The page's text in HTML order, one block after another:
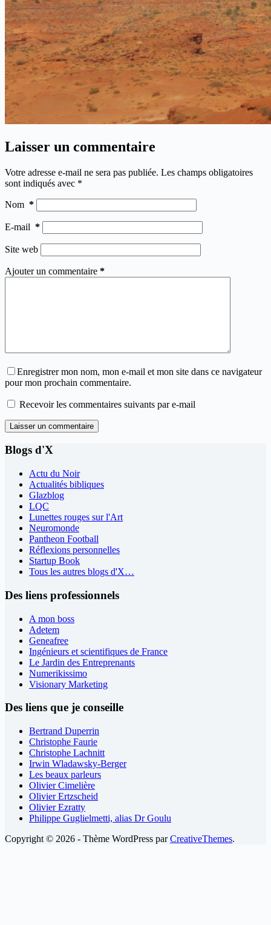
Laisser un commentaire
Votre adresse e-mail ne sera pas publiée. Les champs obligatoires
sont indiqués avec *
Nom *
E-mail *
Site web
Ajouter un commentaire *
Enregistrer mon nom, mon e-mail et mon site dans ce navigateur
pour mon prochain commentaire.
Recevoir les commentaires suivants par e-mail
Laisser un commentaire
Blogs d'X
Actu du Noir
Actualités bibliques
Glazblog
LQC
Lunettes rouges sur l'Art
Neuromonde
Pantheon Football
Réflexions personnelles
Startup Book
Tous les autres blogs d'X…
Des liens professionnels
A mon boss
Adetem
Geneafree
Ingénieurs et scientifiques de France
Le Jardin des Entreprenants
Numerikissimo
Visionary Marketing
Des liens que je conseille
Bertrand Duperrin
Christophe Faurie
Christophe Lachnitt
Irwin Wladawsky-Berger
Les beaux parleurs
Olivier Cimelière
Olivier Ertzscheid
Olivier Ezratty
Philippe Guglielmetti, alias Dr Goulu
Copyright © 2026 - Thème WordPress parCreativeThemes.